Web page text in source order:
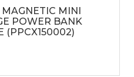
MINI
POWER BANK